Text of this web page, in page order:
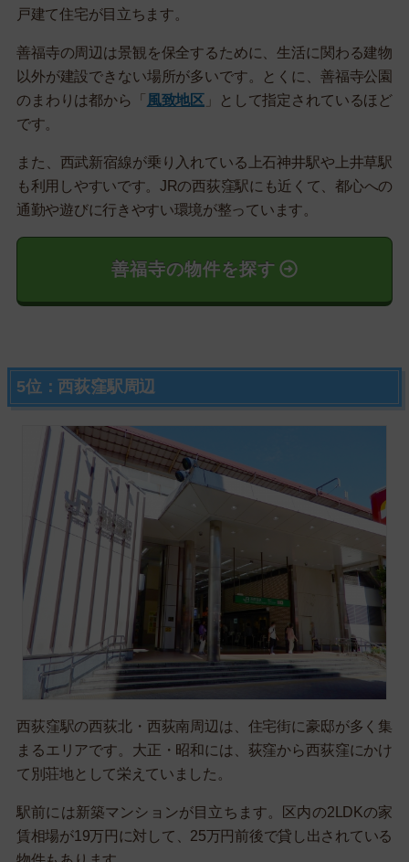
戸建て住宅が目立ちます。
善福寺の周辺は景観を保全するために、生活に関わる建物
以外が建設できない場所が多いです。とくに、善福寺公園
のまわりは都から「 風致地区 」として指定されているほど
です。
また、西武新宿線が乗り入れている上石神井駅や上井草駅
も利用しやすいです。JRの西荻窪駅にも近くて、都心への
通勤や遊びに行きやすい環境が整っています。
善福寺の物件を探す
5位：西荻窪駅周辺
西荻窪駅の西荻北・西荻南周辺は、住宅街に豪邸が多く集
まるエリアです。大正・昭和には、荻窪から西荻窪にかけ
て別荘地として栄えていました。
駅前には新築マンションが目立ちます。区内の2LDKの家
賃相場が19万円に対して、25万円前後で貸し出されている